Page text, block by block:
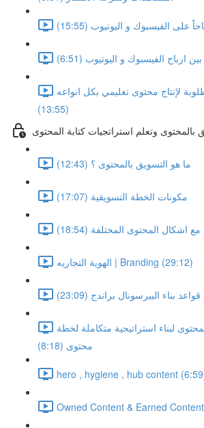
على الفيسبوك و اليوتيوب (15:55)
الفيسبوك و اليوتيوب (6:51)
لإنتاج محتوى تعليمي بكل انواعه
(13:55)
وتعلم استراتجيات كتابة المحتوى
ما هو التسويق بالمحتوى ؟ (12:43)
مكونات الخطة التسويقية (17:07)
المحتوى المختلفة (18:54)
الهوية التجاريه | Branding (29:12)
بناء البيرسونال براندج (23:09)
لبناء استراتيجية متكاملة لخطة
محتوى (8:18)
hero , hygiene , hub content
Owned Content & Earned